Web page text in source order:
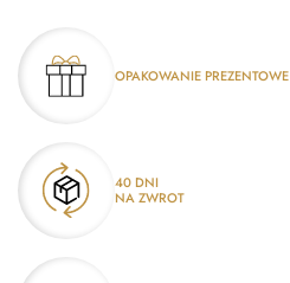
OPAKOWANIE PREZENTOWE
40 DNI
NA ZWROT